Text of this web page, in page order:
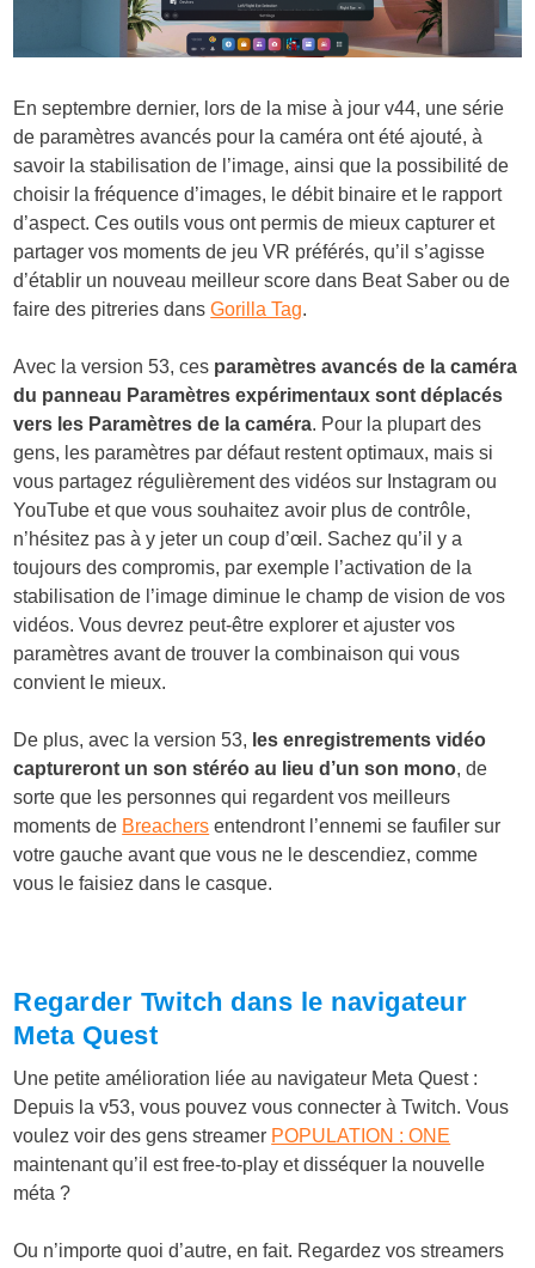
En septembre dernier, lors de la mise à jour v44, une série
de paramètres avancés pour la caméra ont été ajouté, à
savoir la stabilisation de l’image, ainsi que la possibilité de
choisir la fréquence d’images, le débit binaire et le rapport
d’aspect. Ces outils vous ont permis de mieux capturer et
partager vos moments de jeu VR préférés, qu’il s’agisse
d’établir un nouveau meilleur score dans Beat Saber ou de
faire des pitreries dansGorilla Tag.
Avec la version 53, ces paramètres avancés de la caméra
du panneau Paramètres expérimentaux sont déplacés
vers les Paramètres de la caméra. Pour la plupart des
gens, les paramètres par défaut restent optimaux, mais si
vous partagez régulièrement des vidéos sur Instagram ou
YouTube et que vous souhaitez avoir plus de contrôle,
n’hésitez pas à y jeter un coup d’œil. Sachez qu’il y a
toujours des compromis, par exemple l’activation de la
stabilisation de l’image diminue le champ de vision de vos
vidéos. Vous devrez peut-être explorer et ajuster vos
paramètres avant de trouver la combinaison qui vous
convient le mieux.
De plus, avec la version 53, les enregistrements vidéo
captureront un son stéréo au lieu d’un son mono, de
sorte que les personnes qui regardent vos meilleurs
moments de Breachers entendront l’ennemi se faufiler sur
votre gauche avant que vous ne le descendiez, comme
vous le faisiez dans le casque.
Regarder Twitch dans le navigateur
Meta Quest
Une petite amélioration liée au navigateur Meta Quest :
Depuis la v53, vous pouvez vous connecter à Twitch. Vous
voulez voir des gens streamer POPULATION : ONE
maintenant qu’il est free-to-play et disséquer la nouvelle
méta ?
Ou n’importe quoi d’autre, en fait. Regardez vos streamers